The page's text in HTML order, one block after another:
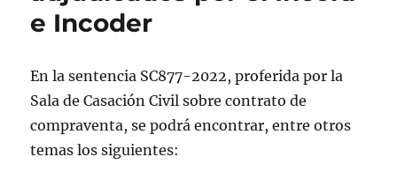
e Incoder
En la sentencia SC877-2022, proferida por la
Sala de Casación Civil sobre contrato de
compraventa, se podrá encontrar, entre otros
temas los siguientes: